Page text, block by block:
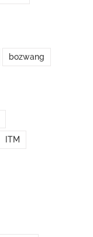
bozwang
ITM